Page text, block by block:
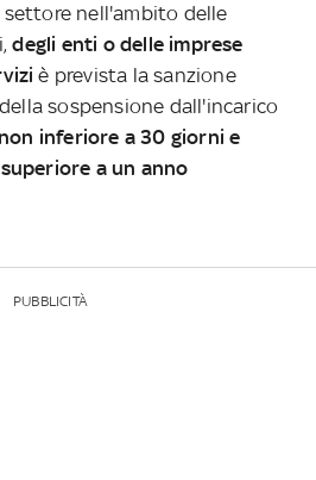
settore nell'ambito delle
degli enti o delle imprese
è prevista la sanzione
sospensione dall'incarico
non inferiore a 30 giorni e
a un anno
PUBBLICITÀ